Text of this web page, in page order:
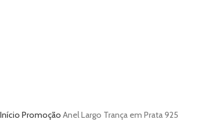
Início Promoção Anel Largo Trança em Prata 925